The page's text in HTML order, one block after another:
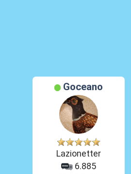
Goceano
Lazionetter
6.885